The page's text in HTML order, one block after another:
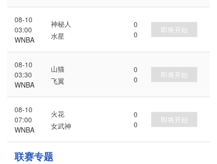
08-10
03:00
WNBA
神秘人
0
0
水星
即将开始
08-10
03:30
WNBA
山猫
0
0
飞翼
即将开始
08-10
07:00
WNBA
火花
0
0
女武神
即将开始
联赛专题